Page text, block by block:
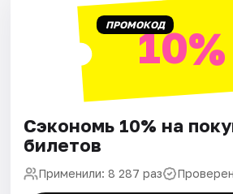
ПРОМОКОД10%
Сэкономь 10% на
билетов
Применили: 8 287 раз